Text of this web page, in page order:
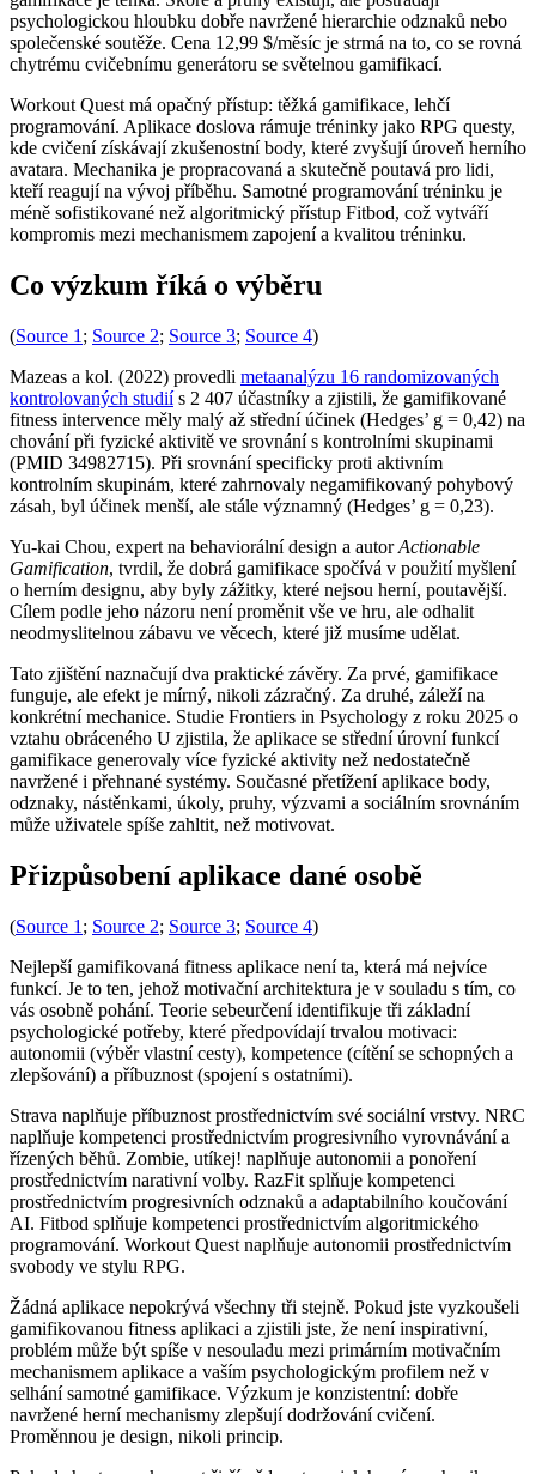
psychologickou hloubku dobře navržené hierarchie odznaků nebo
společenské soutěže. Cena 12,99 $/měsíc je strmá na to, co se rovná
chytrému cvičebnímu generátoru se světelnou gamifikací.
Workout Quest má opačný přístup: těžká gamifikace, lehčí
programování. Aplikace doslova rámuje tréninky jako RPG questy,
kde cvičení získávají zkušenostní body, které zvyšují úroveň herního
avatara. Mechanika je propracovaná a skutečně poutavá pro lidi,
kteří reagují na vývoj příběhu. Samotné programování tréninku je
méně sofistikované než algoritmický přístup Fitbod, což vytváří
kompromis mezi mechanismem zapojení a kvalitou tréninku.
Co výzkum říká o výběru
(Source 1 ; Source 2; Source 3; Source 4)
Mazeas a kol. (2022) provedli metaanalýzu 16 randomizovaných
kontrolovaných studiís 2 407 účastníky a zjistili, že gamifikované
fitness intervence měly malý až střední účinek (Hedges’ g = 0,42) na
chování při fyzické aktivitě ve srovnání s kontrolními skupinami
(PMID 34982715). Při srovnání specificky proti aktivním
kontrolním skupinám, které zahrnovaly negamifikovaný pohybový
zásah, byl účinek menší, ale stále významný (Hedges’ g = 0,23).
Yu-kai Chou, expert na behaviorální design a autorActionable
Gamification, tvrdil, že dobrá gamifikace spočívá v použití myšlení
o herním designu, aby byly zážitky, které nejsou herní, poutavější.
Cílem podle jeho názoru není proměnit vše ve hru, ale odhalit
neodmyslitelnou zábavu ve věcech, které již musíme udělat.
Tato zjištění naznačují dva praktické závěry. Za prvé, gamifikace
funguje, ale efekt je mírný, nikoli zázračný. Za druhé, záleží na
konkrétní mechanice. Studie Frontiers in Psychology z roku 2025 o
vztahu obráceného U zjistila, že aplikace se střední úrovní funkcí
gamifikace generovaly více fyzické aktivity než nedostatečně
navržené i přehnané systémy. Současné přetížení aplikace body,
odznaky, nástěnkami, úkoly, pruhy, výzvami a sociálním srovnáním
může uživatele spíše zahltit, než motivovat.
Přizpůsobení aplikace dané osobě
(Source 1 ; Source 2; Source 3; Source 4)
Nejlepší gamifikovaná fitness aplikace není ta, která má nejvíce
funkcí. Je to ten, jehož motivační architektura je v souladu s tím, co
vás osobně pohání. Teorie sebeurčení identifikuje tři základní
psychologické potřeby, které předpovídají trvalou motivaci:
autonomii (výběr vlastní cesty), kompetence (cítění se schopných a
zlepšování) a příbuznost (spojení s ostatními).
Strava naplňuje příbuznost prostřednictvím své sociální vrstvy. NRC
naplňuje kompetenci prostřednictvím progresivního vyrovnávání a
řízených běhů. Zombie, utíkej! naplňuje autonomii a ponoření
prostřednictvím narativní volby. RazFit splňuje kompetenci
prostřednictvím progresivních odznaků a adaptabilního koučování
AI. Fitbod splňuje kompetenci prostřednictvím algoritmického
programování. Workout Quest naplňuje autonomii prostřednictvím
svobody ve stylu RPG.
Žádná aplikace nepokrývá všechny tři stejně. Pokud jste vyzkoušeli
gamifikovanou fitness aplikaci a zjistili jste, že není inspirativní,
problém může být spíše v nesouladu mezi primárním motivačním
mechanismem aplikace a vaším psychologickým profilem než v
selhání samotné gamifikace. Výzkum je konzistentní: dobře
navržené herní mechanismy zlepšují dodržování cvičení.
Proměnnou je design, nikoli princip.